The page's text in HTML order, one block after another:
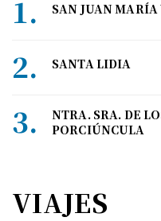
SAN JUAN
SANTA LIDIA
NTRA. SRA. DE
PORCIÚNCULA
VIAJES